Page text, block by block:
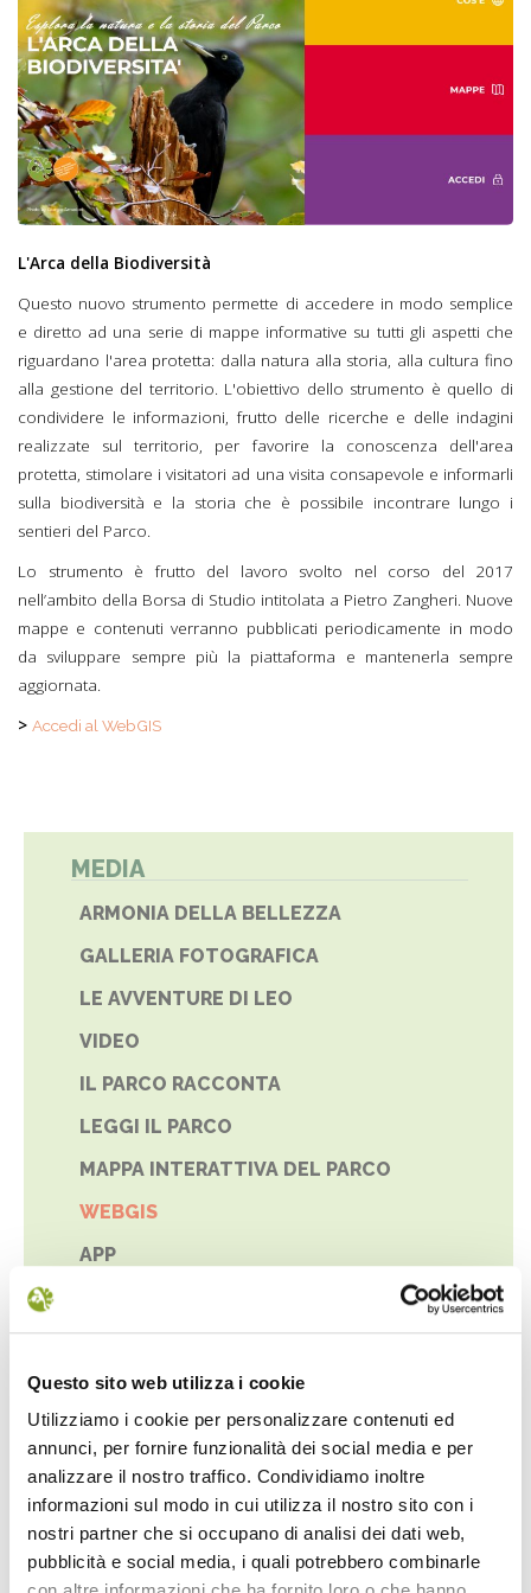
Questo sito web utilizza i cookie
Utilizziamo i cookie per personalizzare contenuti ed
annunci, per fornire funzionalità dei social media e per
analizzare il nostro traffico. Condividiamo inoltre
informazioni sul modo in cui utilizza il nostro sito con i
nostri partner che si occupano di analisi dei dati web,
pubblicità e social media, i quali potrebbero combinarle
L'Arca della Biodiversità
Questo nuovo strumento permette di accedere in modo semplice
e diretto ad una serie di mappe informative su tutti gli aspetti che
riguardano l'area protetta: dalla natura alla storia, alla cultura fino
alla gestione del territorio. L'obiettivo dello strumento è quello di
condividere le informazioni, frutto delle ricerche e delle indagini
realizzate sul territorio, per favorire la conoscenza dell'area
protetta, stimolare i visitatori ad una visita consapevole e informarli
sulla biodiversità e la storia che è possibile incontrare lungo i
sentieri del Parco.
Lo strumento è frutto del lavoro svolto nel corso del 2017
nell’ambito della Borsa di Studio intitolata a Pietro Zangheri. Nuove
mappe e contenuti verranno pubblicati periodicamente in modo
da sviluppare sempre più la piattaforma e mantenerla sempre
aggiornata.
> Accedi al WebGIS
MEDIA
ARMONIA DELLA BELLEZZA
GALLERIA FOTOGRAFICA
LE AVVENTURE DI LEO
VIDEO
IL PARCO RACCONTA
LEGGI IL PARCO
MAPPA INTERATTIVA DEL PARCO
WEBGIS
APP
NEWS